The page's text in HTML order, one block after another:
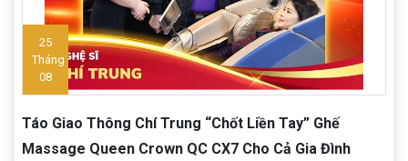
25
Tháng
08
Táo Giao Thông Chí Trung “Chốt Liền Tay” Ghế
Massage Queen Crown QC CX7 Cho Cả Gia Đình